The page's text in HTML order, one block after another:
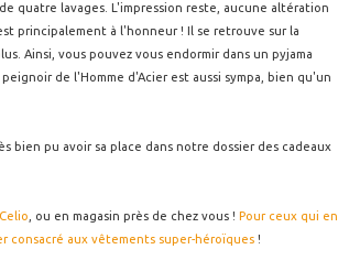
quatre lavages. L'impression reste, aucune altération
principalement à l'honneur ! Il se retrouve sur la
Ainsi, vous pouvez vous endormir dans un pyjama
de l'Homme d'Acier est aussi sympa, bien qu'un
bien pu avoir sa place dans notre dossier des cadeaux
Celio , ou en magasin près de chez vous ! Pour ceux qui en
consacré aux vêtements super-héroïques !